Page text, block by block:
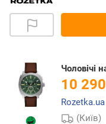
Чоловічі
10 290
Rozetka.ua
(Київ)